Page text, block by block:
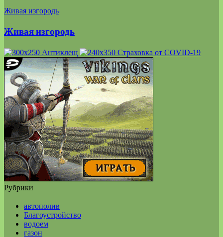
Живая изгородь
Живая изгородь
Рубрики
автополив
Благоустройство
водоем
газон